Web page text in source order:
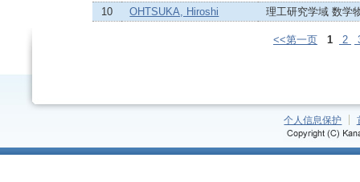
10
OHTSUKA, Hiroshi 理工研究学域 数学
<<第一页 1 2
个人信息保护